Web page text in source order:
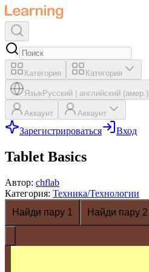
Категория Категория
ЯзыкРусский английский (амер.)
Аккаунт Аккаунт
Зарегистрироваться Вход
Tablet Basics
Автор: chflab
Категория: Техника/Технологии
Найди пару 1
Найди пару 2